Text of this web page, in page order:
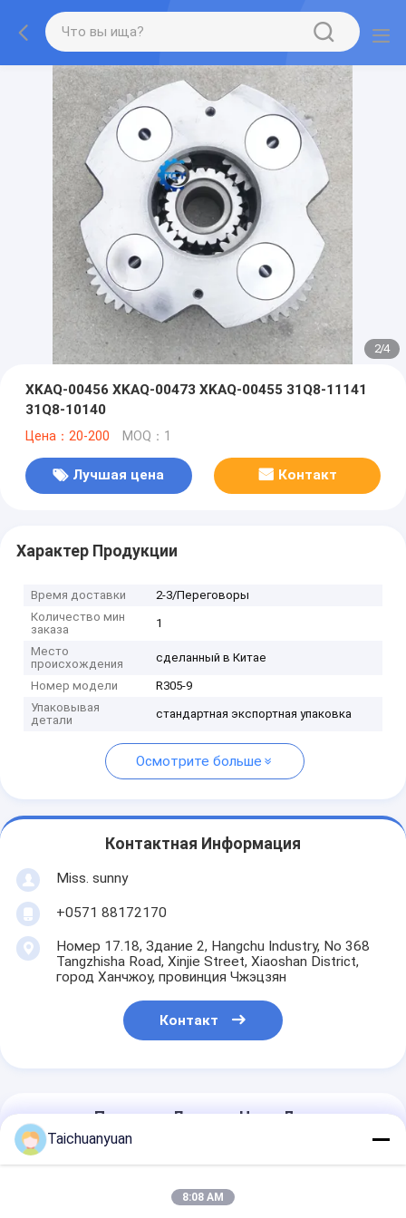
2/4
XKAQ-00456 XKAQ-00473 XKAQ-00455 31Q8-11141
31Q8-10140
Цена：20-200 MOQ：1
Лучшая цена Контакт
Характер Продукции
Время доставки
2-3/Переговоры
Количество мин
заказа
1
Место
происхождения
сделанный в Китае
Номер модели
R305-9
Упаковывая
детали
стандартная экспортная упаковка
Осмотрите больше
Контактная Информация
Miss. sunny
+0571 88172170
Номер 17.18, Здание 2, Hangchu Industry, No 368
Tangzhisha Road, Xinjie Street, Xiaoshan District,
город Ханчжоу, провинция Чжэцзян
Контакт
Получить Лучшую Цену Для
XKAQ-00455 31Q8-11141
Taichuanyuan
8:08 AM